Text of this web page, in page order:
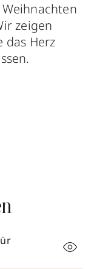
zeigen
das Herz